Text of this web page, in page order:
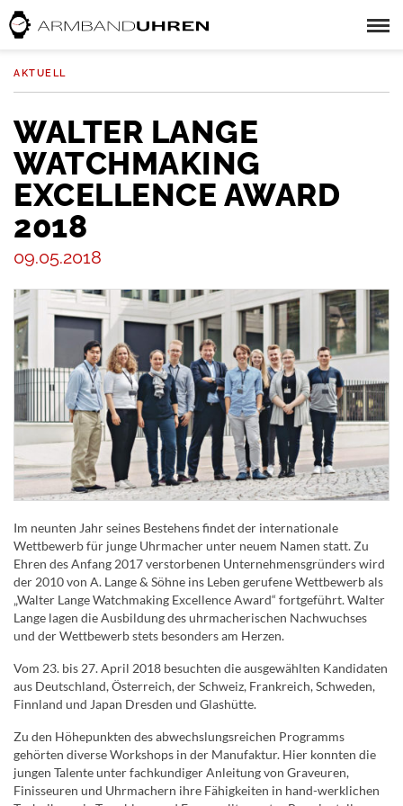
AKTUELL
WALTER LANGE
WATCHMAKING
EXCELLENCE AWARD
2018
09.05.2018
Im neunten Jahr seines Bestehens findet der internationale
Wettbewerb für junge Uhrmacher unter neuem Namen statt. Zu
Ehren des Anfang 2017 verstorbenen Unternehmensgründers wird
der 2010 von A. Lange & Söhne ins Leben gerufene Wettbewerb als
„Walter Lange Watchmaking Excellence Award“ fortgeführt. Walter
Lange lagen die Ausbildung des uhrmacherischen Nachwuchses
und der Wettbewerb stets besonders am Herzen.
Vom 23. bis 27. April 2018 besuchten die ausgewählten Kandidaten
aus Deutschland, Österreich, der Schweiz, Frankreich, Schweden,
Finnland und Japan Dresden und Glashütte.
Zu den Höhepunkten des abwechslungsreichen Programms
gehörten diverse Workshops in der Manufaktur. Hier konnten die
jungen Talente unter fachkundiger Anleitung von Graveuren,
Finisseuren und Uhrmachern ihre Fähigkeiten in hand-werklichen